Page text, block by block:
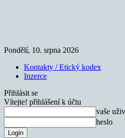
Pondělí, 10. srpna 2026
Kontakty / Etický kodex
Inzerce
Přihlásit se
Vítejte! přihlášení k účtu
vaše
heslo